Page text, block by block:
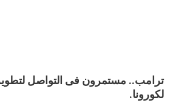
ترامب.. مستمرون فى التواصل
لكورونا.